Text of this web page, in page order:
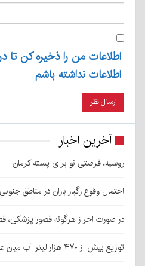
اطلاعات من را ذخیره کن تا
اطلاعات نداشته باشم
آخرین اخبار
روسیه، فرصتی نو برای پسته کرمان
احتمال وقوع رگبار باران در مناطق
در صورت احراز هرگونه قصور پزشکی،
توزیع بیش از ۴۷۰ هزار لیتر آب میان عزاداران جامانده اربعین در کرمان